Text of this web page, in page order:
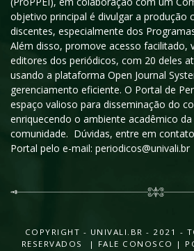
objetivo principal é divulgar a produção
discentes, especialmente dos
Além disso, promove acesso facilitado,
editores dos periódicos, com 20 deles
usando a plataforma Open Journal
gerenciamento eficiente. O Portal de
espaço valioso para disseminação do
enriquecendo o ambiente acadêmico
comunidade. Dúvidas, entre em
Portal pelo e-mail: periodicos@univali.br
COPYRIGHT - UNIVALI.BR - 2021 -
RESERVADOS |
FALE CONOSCO |